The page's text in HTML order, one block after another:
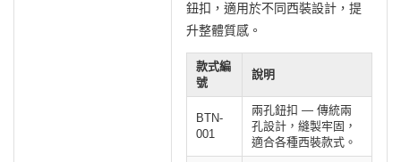
鈕扣，適用於不同西裝設計，提
升整體質感。
款式編
號
說明
BTN-
001
兩孔鈕扣 — 傳統兩
孔設計，縫製牢固，
適合各種西裝款式。